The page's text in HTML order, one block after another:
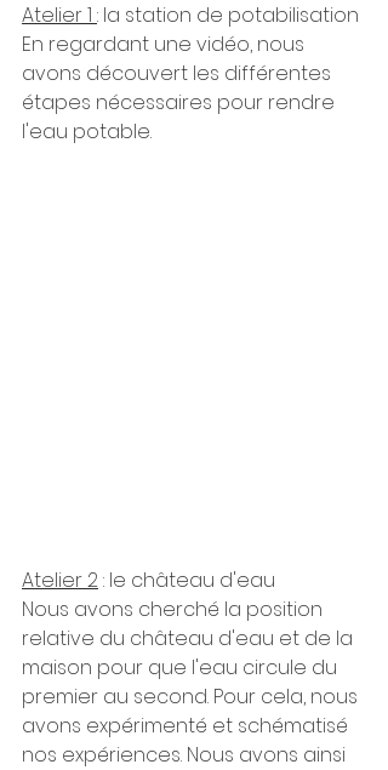
Atelier 1 : la station de potabilisation
En regardant une vidéo, nous
avons découvert les différentes
étapes nécessaires pour rendre
l'eau potable.
Atelier 2 : le château d'eau
Nous avons cherché la position
relative du château d'eau et de la
maison pour que l'eau circule du
premier au second. Pour cela, nous
avons expérimenté et schématisé
nos expériences. Nous avons ainsi